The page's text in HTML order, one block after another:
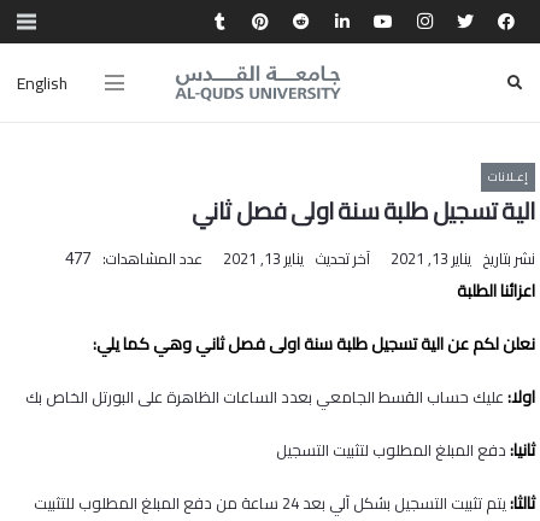
English
إعـلانات
الية تسجيل طلبة سنة اولى فصل ثاني
نشر بتاريخ يناير 13, 2021 آخر تحديث يناير 13, 2021 عدد المشاهدات: 477
اعزائنا الطلبة
نعلن لكم عن الية تسجيل طلبة سنة اولى فصل ثاني وهي كما يلي:
اولا:عليك حساب القسط الجامعي بعدد الساعات الظاهرة على البورتل الخاص بك
ثانيا:دفع المبلغ المطلوب لتثبيت التسجيل
ثالثا:يتم تثبيت التسجيل بشكل آلي بعد 24 ساعة من دفع المبلغ المطلوب للتثبيت